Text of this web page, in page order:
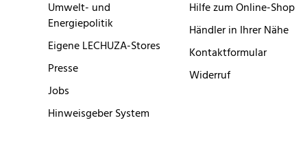
Umwelt- und
Energiepolitik
Eigene LECHUZA-Stores
Presse
Jobs
Hinweisgeber System
Hilfe zum Online-Shop
Händler in Ihrer Nähe
Kontaktformular
Widerruf